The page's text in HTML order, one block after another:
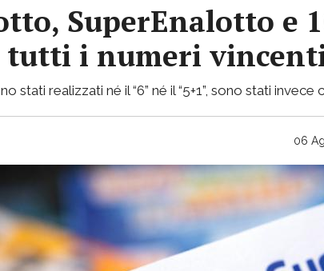
SuperEnalotto e
tutti i numeri
stati realizzati né il “6” né il “5+1”, sono stati
06